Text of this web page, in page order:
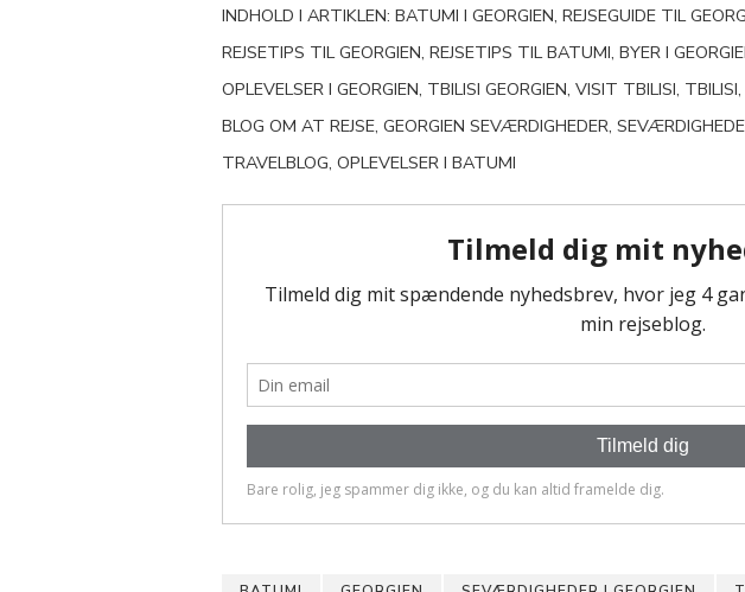
INDHOLD I ARTIKLEN: BATUMI I GEORGIEN, REJSEGUIDE TIL
REJSETIPS TIL GEORGIEN, REJSETIPS TIL BATUMI, BYER I
OPLEVELSER I GEORGIEN, TBILISI GEORGIEN, VISIT TBILISI, TBILISI,
BLOG OM AT REJSE, GEORGIEN SEVÆRDIGHEDER,
TRAVELBLOG, OPLEVELSER I BATUMI